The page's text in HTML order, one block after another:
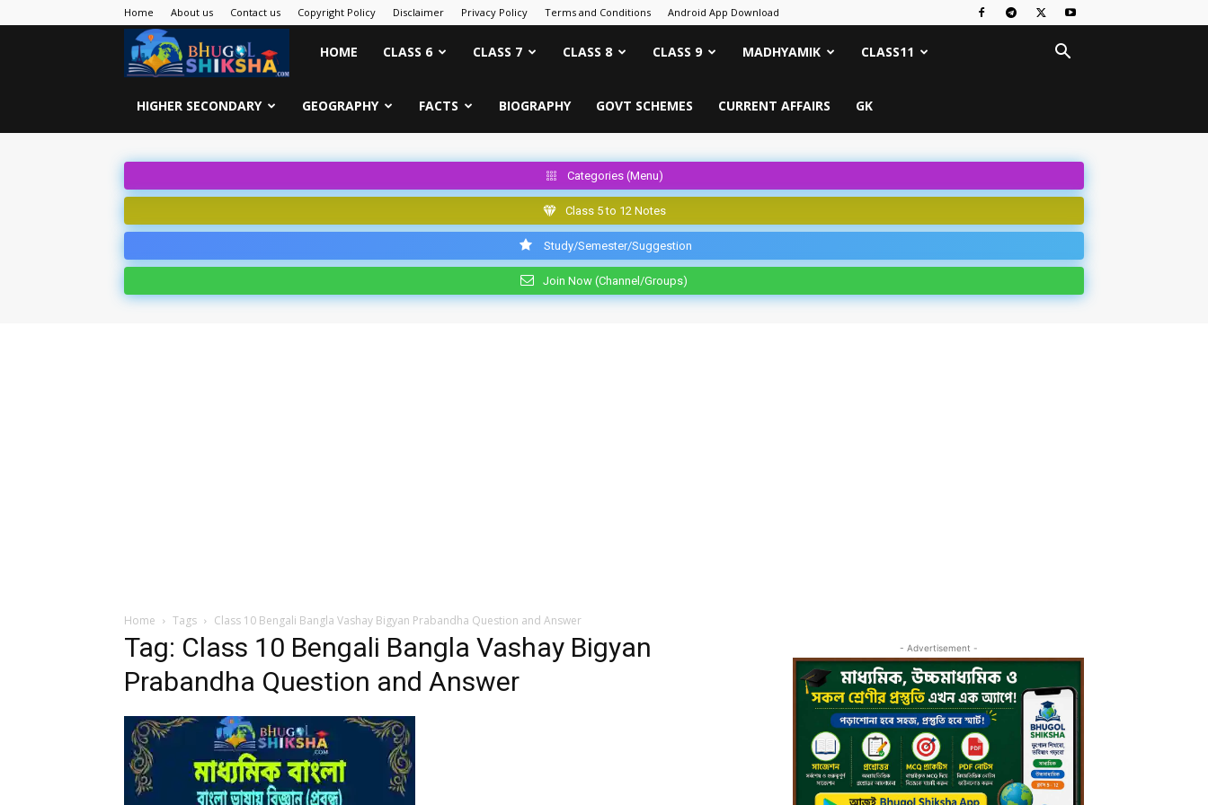
Home About us Contact us Copyright Policy Disclaimer Privacy Policy Terms and Conditions Android App Download
Bhugol
Shiksha
HOME CLASS 6 CLASS 7 CLASS 8 CLASS 9 MADHYAMIK CLASS11
HIGHER SECONDARY GEOGRAPHY FACTS BIOGRAPHY GOVT SCHEMES CURRENT AFFAIRS GK
Categories (Menu)
Class 5 to 12 Notes
Study/Semester/Suggestion
Join Now (Channel/Groups)
Home Tags Class 10 Bengali Bangla Vashay Bigyan Prabandha Question and Answer
Tag: Class 10 Bengali Bangla Vashay Bigyan
Prabandha Question and Answer
- Advertisement -